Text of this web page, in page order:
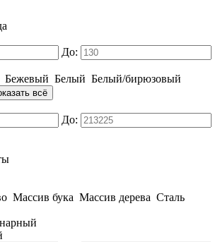
До:
Бежевый Белый Белый/бирюзовый
всё
До:
Массив бука Массив дерева Сталь